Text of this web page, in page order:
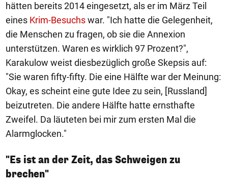
hätten bereits 2014 eingesetzt, als er im März Teil
eines Krim-Besuchswar. "Ich hatte die Gelegenheit,
die Menschen zu fragen, ob sie die Annexion
unterstützen. Waren es wirklich 97 Prozent?",
Karakulow weist diesbezüglich große Skepsis auf:
"Sie waren fifty-fifty. Die eine Hälfte war der Meinung:
Okay, es scheint eine gute Idee zu sein, [Russland]
beizutreten. Die andere Hälfte hatte ernsthafte
Zweifel. Da läuteten bei mir zum ersten Mal die
Alarmglocken."
"Es ist an der Zeit, das Schweigen zu
brechen"